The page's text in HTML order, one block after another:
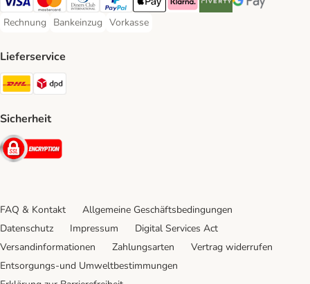
Visa Payment Method
Mastercard Payment Method
Diners Club Payment Method
PayPal Payment Method
Apple Pay Payment Method
Klarna Payment Method
Riverty Payment Method
Google Pay
Rechnung
Rechnung Payment Method
Bankeinzug
Bankeinzug Payment Method
Vorkasse
Vorkasse Payment Method
Lieferservice
DHL Shipping Method
Sicherheit
Security
FAQ & Kontakt
Allgemeine Geschäftsbedingungen
Datenschutz
Impressum
Digital Services Act
Versandinformationen
Zahlungsarten
Vertrag widerrufen
Entsorgungs-und Umweltbestimmungen